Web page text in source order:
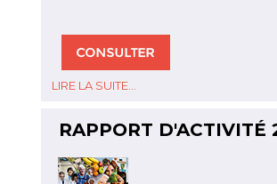
LIRE LA SUITE...
RAPPORT D'ACTIVITÉ